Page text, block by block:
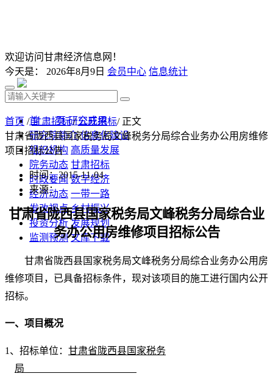
欢迎访问甘肃经济信息网！
今天是： 2026年8月9日 会员中心 信息统计
首 页 研究成果
研究院简介 信息化建设
组织机构 高质量发展
院务动态 甘肃招标
时政要闻 数字经济
经济动态 一带一路
发改视点 乡村振兴
投资分析 发展规划
监测预测 文库下载
首页 /甘肃招标/公开招标/ 正文
甘肃省陇西县国家税务局文峰税务分局综合业务办公用房维修
项目招标公告
时间：2015-11-04
来源：
甘肃省陇西县国家税务局文峰税务分局综合业
务办公用房维修项目招标公告
甘肃省陇西县国家税务局文峰税务分局综合业务办公用房
维修项目 ，已具备招标条件，现对该项目的施工进行国内公开
招标。
一、项目概况
1 、招标单位： 甘肃省陇西县国家税务
局